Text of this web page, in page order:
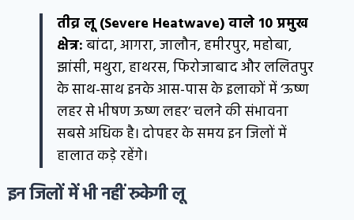
तीव्र लू (Severe Heatwave) वाले 10 प्रमुख
क्षेत्र:बांदा, आगरा, जालौन, हमीरपुर, महोबा,
झांसी, मथुरा, हाथरस, फिरोजाबाद और ललितपुर
के साथ-साथ इनके आस-पास के इलाकों में ‘ऊष्ण
लहर से भीषण ऊष्ण लहर’ चलने की संभावना
सबसे अधिक है। दोपहर के समय इन जिलों में
हालात कड़े रहेंगे।
इन जिलों में भी नहीं रुकेगी लू